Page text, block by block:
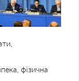
фізична